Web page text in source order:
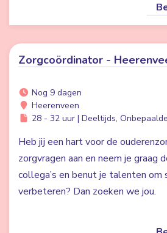
Zorgcoördinator -
Nog 9 dagen
Heerenveen
28 - 32 uur | Deeltijds,
Heb jij een hart voor de
zorgvragen aan en neem je graag
collega’s en benut je talenten om
verbeteren? Dan zoeken we jou.